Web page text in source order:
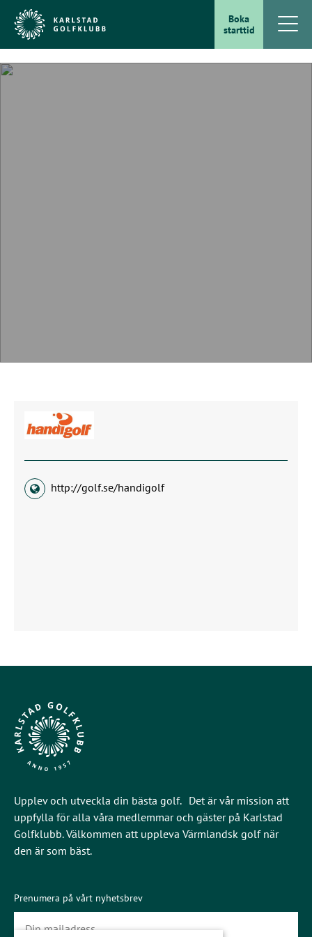
Boka
starttid
http://golf.se/handigolf
Upplev och utveckla din bästa golf. Det är vår mission att
uppfylla för alla våra medlemmar och gäster på Karlstad
Golfklubb. Välkommen att uppleva Värmlandsk golf när
den är som bäst.
Prenumera på vårt nyhetsbrev